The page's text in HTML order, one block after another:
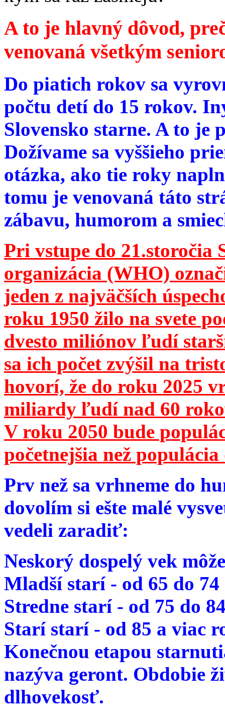
A to je hlavný dôvod,
venovaná všetkým
Do piatich rokov sa
počtu detí do 15 rokov.
Slovensko starne. A to je
Dožívame sa vyššieho
otázka, ako tie roky
tomu je venovaná táto
zábavu, humorom a
Pri vstupe do 21.storočia
organizácia (WHO)
jeden z najväčších
roku 1950 žilo na svete
dvesto miliónov ľudí
sa ich počet zvýšil na
hovorí, že do roku 2025
miliardy ľudí nad 60
V roku 2050 bude
početnejšia než
Prv než sa vrhneme do
dovolím si ešte malé
vedeli zaradiť:
Neskorý dospelý vek
Mladší starí - od 65 do
Stredne starí - od 75 do
Starí starí - od 85 a viac
Konečnou etapou
nazýva geront. Obdobie
dlhovekosť.